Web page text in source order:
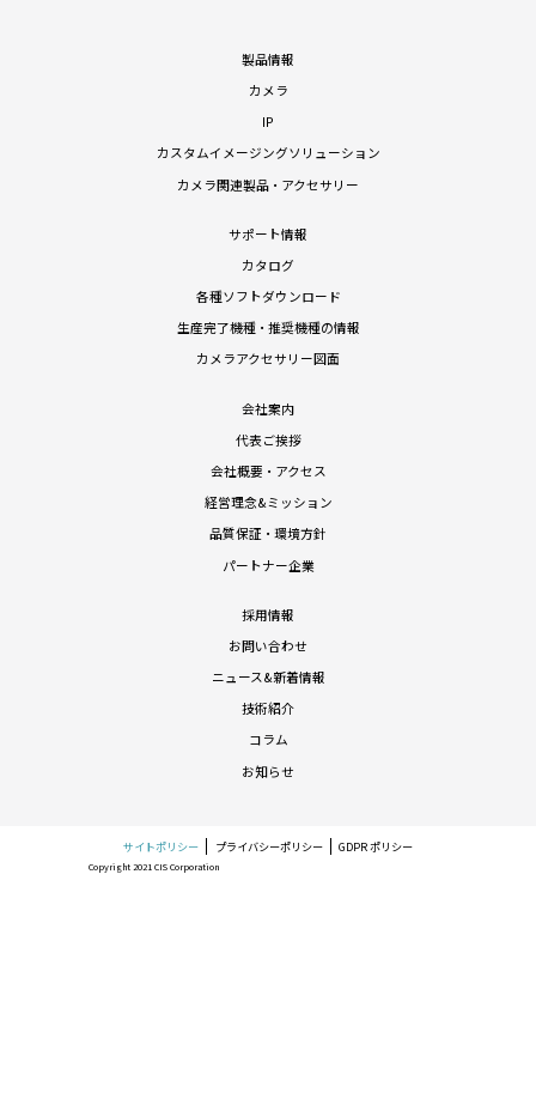
製品情報
カメラ
IP
カスタムイメージングソリューション
カメラ関連製品・アクセサリー
サポート情報
カタログ
各種ソフトダウンロード
生産完了機種・推奨機種の情報
カメラアクセサリー図面
会社案内
代表ご挨拶
会社概要・アクセス
経営理念&ミッション
品質保証・環境方針
パートナー企業
採用情報
お問い合わせ
ニュース&新着情報
技術紹介
コラム
お知らせ
Copyright 2021 CIS Corporation
サイトポリシー プライバシーポリシー GDPR ポリシー